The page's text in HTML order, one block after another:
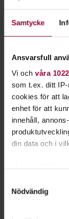
Samtycke
Ansvarsfull
Vi och våra
som t.ex. ditt
cookies för att
enhet för att
innehåll,
din data och i
kan ha en
Nödvändig
Till lunch bjuder
Ledare: Mia
Välkomna på en
Kursledare
Mia Thorén
I samarbete med
Umeå